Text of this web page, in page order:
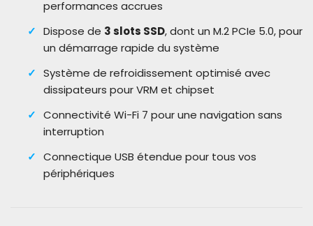
performances accrues
Dispose de 3 slots SSD, dont un M.2 PCIe 5.0, pour
un démarrage rapide du système
Système de refroidissement optimisé avec
dissipateurs pour VRM et chipset
Connectivité Wi-Fi 7 pour une navigation sans
interruption
Connectique USB étendue pour tous vos
périphériques